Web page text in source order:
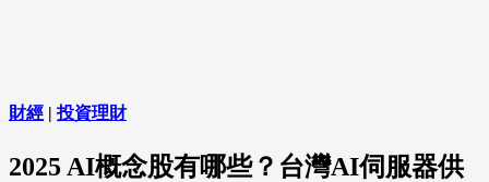
財經 | 投資理財
2025 AI概念股有哪些？台灣AI伺服器供